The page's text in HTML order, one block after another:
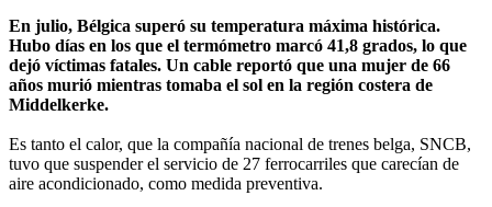
En julio, Bélgica superó su temperatura máxima histórica.
Hubo días en los que el termómetro marcó 41,8 grados, lo que
dejó víctimas fatales. Un cable reportó que una mujer de 66
años murió mientras tomaba el sol en la región costera de
Middelkerke.
Es tanto el calor, que la compañía nacional de trenes belga, SNCB,
tuvo que suspender el servicio de 27 ferrocarriles que carecían de
aire acondicionado, como medida preventiva.